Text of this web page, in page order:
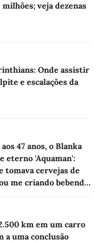
milhões; veja dezenas
Onde assistir
e escalações da
47 anos, o Blanka
eterno 'Aquaman':
tomava cervejas de
me criando bebendo
km em um carro
a uma conclusão